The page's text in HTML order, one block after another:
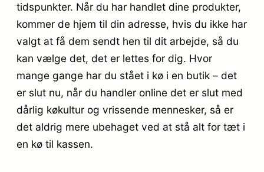
tidspunkter. Når du har handlet dine produkter,
kommer de hjem til din adresse, hvis du ikke har
valgt at få dem sendt hen til dit arbejde, så du
kan vælge det, det er lettes for dig. Hvor
mange gange har du stået i kø i en butik – det
er slut nu, når du handler online det er slut med
dårlig køkultur og vrissende mennesker, så er
det aldrig mere ubehaget ved at stå alt for tæt i
en kø til kassen.